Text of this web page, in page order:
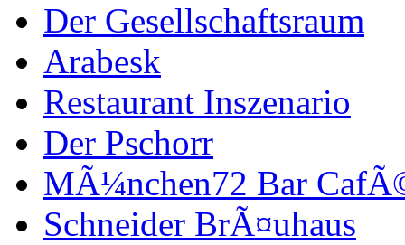
Der Gesellschaftsraum
Arabesk
Restaurant Inszenario
Der Pschorr
MÃ¼nchen72 Bar
Schneider BrÃ¤uhaus